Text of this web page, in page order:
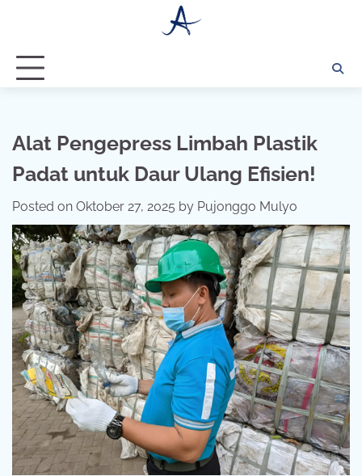
Alat Pengepress Limbah Plastik
Padat untuk Daur Ulang Efisien!
Posted on Oktober 27, 2025 by Pujonggo Mulyo